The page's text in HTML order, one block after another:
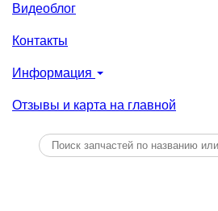
Видеоблог
Контакты
Информация
Отзывы и карта на главной